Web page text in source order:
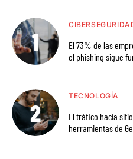
El 73% de las
el phishing sigue
TECNOLOGÍA
El tráfico hacia
herramientas de